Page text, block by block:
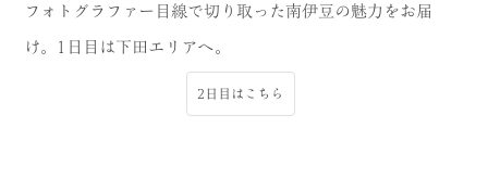
フォトグラファー目線で切り取った南伊豆の魅力をお届
け。1日目は下田エリアへ。
2日目はこちら